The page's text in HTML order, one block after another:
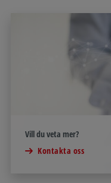
Vill du veta mer?
Kontakta oss